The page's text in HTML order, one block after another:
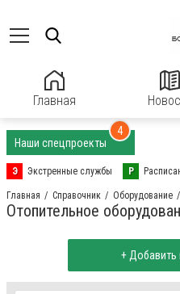
Главная
Наши спецпроекты
4
Э Экстренные службы Р
Главная Справочник Оборудование
Отопительное
+ Добавить